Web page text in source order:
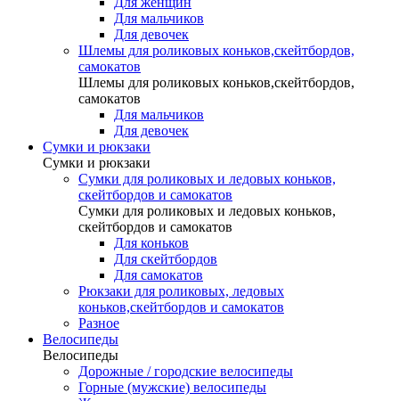
Для мальчиков
Для девочек
Шлемы для роликовых коньков,скейтбордов,
самокатов
Шлемы для роликовых коньков,скейтбордов,
самокатов
Для мальчиков
Для девочек
Сумки и рюкзаки
Сумки и рюкзаки
Сумки для роликовых и ледовых коньков,
скейтбордов и самокатов
Сумки для роликовых и ледовых коньков,
скейтбордов и самокатов
Для коньков
Для скейтбордов
Для самокатов
Рюкзаки для роликовых, ледовых
коньков,скейтбордов и самокатов
Разное
Велосипеды
Велосипеды
Дорожные / городские велосипеды
Горные (мужские) велосипеды